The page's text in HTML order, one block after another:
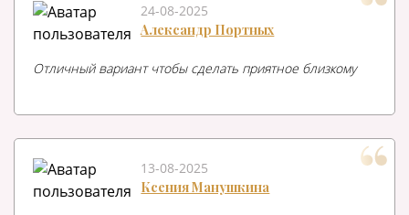
24-08-2025
Александр Портных
Отличный вариант чтобы сделать приятное близкому
13-08-2025
Ксения Манушкина